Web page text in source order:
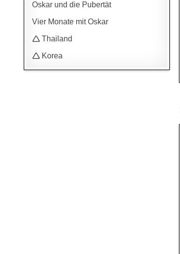
Oskar und die Pubertät
Vier Monate mit Oskar
🛆 Thailand
🛆 Korea